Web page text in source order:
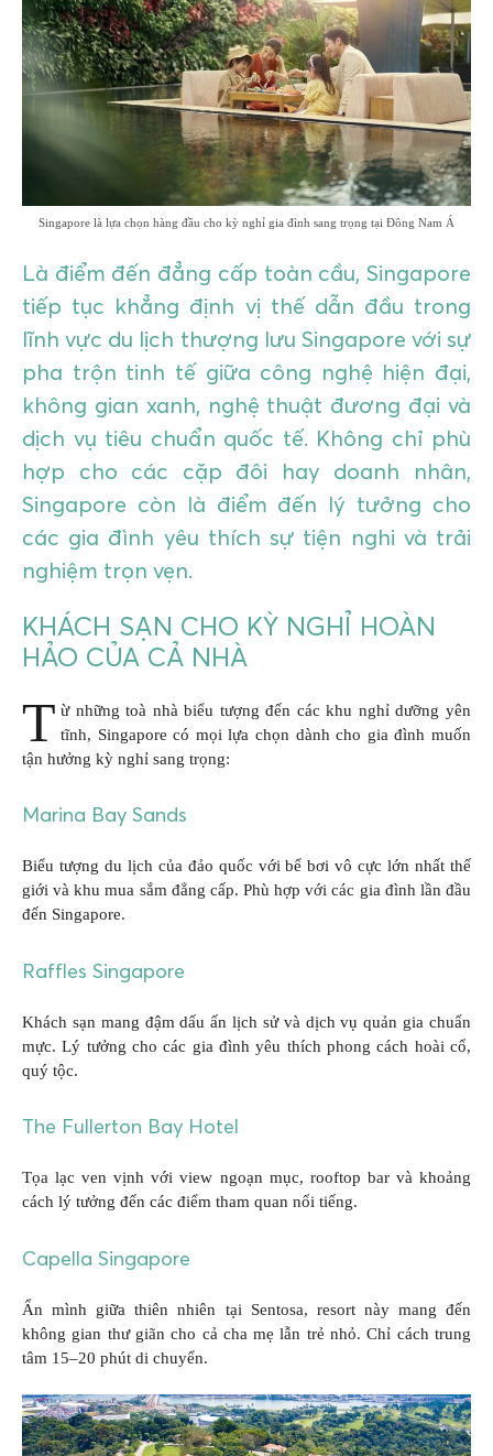
GIÁO DỤC
KỲ NGHỈ & ĐIỂM ĐẾN
QUÀ TẶNG & SỰ KIỆN
Singapore là lựa chọn hàng đầu cho kỳ nghỉ gia đình sang trọng tại Đông Nam Á
Là điểm đến đẳng cấp toàn cầu, Singapore
tiếp tục khẳng định vị thế dẫn đầu trong
lĩnh vực du lịch thượng lưu Singapore với sự
pha trộn tinh tế giữa công nghệ hiện đại,
không gian xanh, nghệ thuật đương đại và
dịch vụ tiêu chuẩn quốc tế. Không chỉ phù
hợp cho các cặp đôi hay doanh nhân,
Singapore còn là điểm đến lý tưởng cho
các gia đình yêu thích sự tiện nghi và trải
nghiệm trọn vẹn.
KHÁCH SẠN CHO KỲ NGHỈ HOÀN
HẢO CỦA CẢ NHÀ
T ừ những toà nhà biểu tượng đến các khu nghỉ dưỡng yên
tĩnh, Singapore có mọi lựa chọn dành cho gia đình muốn
tận hưởng kỳ nghỉ sang trọng:
Marina Bay Sands
Biểu tượng du lịch của đảo quốc với bể bơi vô cực lớn nhất thế
giới và khu mua sắm đẳng cấp. Phù hợp với các gia đình lần đầu
đến Singapore.
Raffles Singapore
Khách sạn mang đậm dấu ấn lịch sử và dịch vụ quản gia chuẩn
mực. Lý tưởng cho các gia đình yêu thích phong cách hoài cổ,
quý tộc.
The Fullerton Bay Hotel
Tọa lạc ven vịnh với view ngoạn mục, rooftop bar và khoảng
cách lý tưởng đến các điểm tham quan nổi tiếng.
Capella Singapore
Ẩn mình giữa thiên nhiên tại Sentosa, resort này mang đến
không gian thư giãn cho cả cha mẹ lẫn trẻ nhỏ. Chỉ cách trung
tâm 15–20 phút di chuyển.